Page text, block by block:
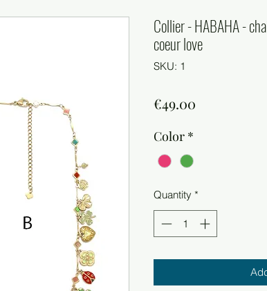
Collier - HABAHA -
coeur love
SKU: 1
€49.00
Color *
Quantity *